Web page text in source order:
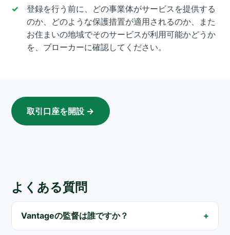
登録を行う前に、どの事業体がサービスを提供する
のか、どのような保護措置が適用されるのか、また
お住まいの地域でそのサービスが利用可能かどうか
を、ブローカーに確認してください。
取引口座を開設 →
よくある質問
Vantageの監督は誰ですか？